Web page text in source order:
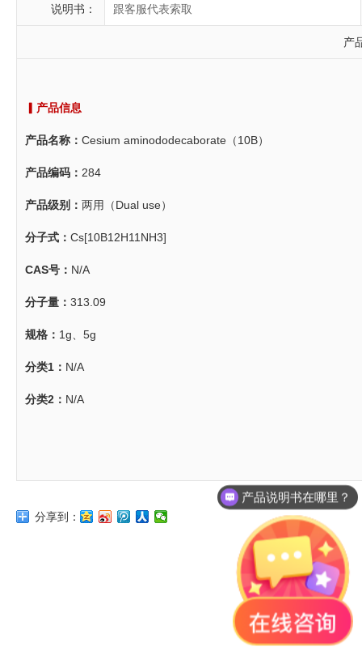
说明书： 跟客服代表索取
产
▎产品信息
产品名称： Cesium aminododecaborate（10B）
产品编码： 284
产品级别： 两用（Dual use）
分子式： Cs[10B12H11NH3]
CAS号： N/A
分子量： 313.09
规格： 1g、5g
分类1： N/A
分类2： N/A
分享到：
产品说明书在哪里？